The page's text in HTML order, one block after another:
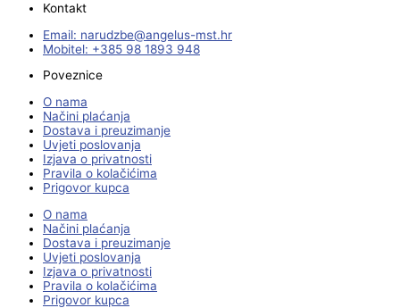
Kontakt
Email:
rh.tsm-sulegna
@ebzduran
Mobitel: +385 98 1893 948
Poveznice
O nama
Načini plaćanja
Dostava i preuzimanje
Uvjeti poslovanja
Izjava o privatnosti
Pravila o kolačićima
Prigovor kupca
O nama
Načini plaćanja
Dostava i preuzimanje
Uvjeti poslovanja
Izjava o privatnosti
Pravila o kolačićima
Prigovor kupca